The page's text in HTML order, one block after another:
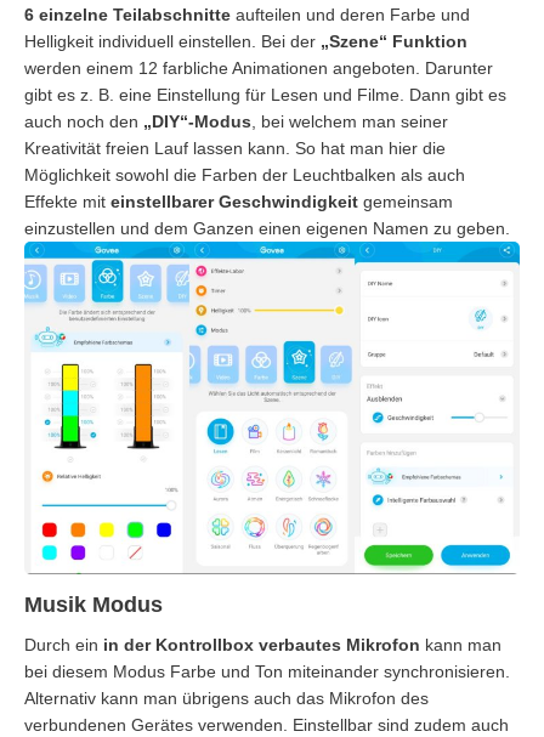
6 einzelne Teilabschnitte aufteilen und deren Farbe und
Helligkeit individuell einstellen. Bei der „Szene“ Funktion
werden einem 12 farbliche Animationen angeboten. Darunter
gibt es z. B. eine Einstellung für Lesen und Filme. Dann gibt es
auch noch den „DIY“-Modus , bei welchem man seiner
Kreativität freien Lauf lassen kann. So hat man hier die
Möglichkeit sowohl die Farben der Leuchtbalken als auch
Effekte mit einstellbarer Geschwindigkeit gemeinsam
einzustellen und dem Ganzen einen eigenen Namen zu geben.
Musik Modus
Durch ein in der Kontrollbox verbautes Mikrofon kann man
bei diesem Modus Farbe und Ton miteinander synchronisieren.
Alternativ kann man übrigens auch das Mikrofon des
verbundenen Gerätes verwenden. Einstellbar sind zudem auch